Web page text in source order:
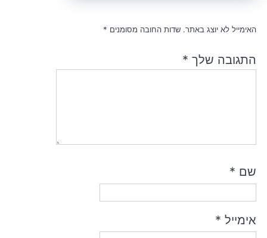
האימייל לא יוצג באתר. שדות החובה מסומנים *
התגובה שלך *
שם *
אימייל *